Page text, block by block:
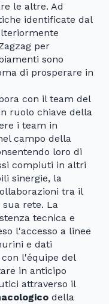
le altre. Ad
identificate dal
per
sono
di prosperare in
con il team del
ruolo chiave della
i team in
campo della
loro di
compiuti in altri
sinergie, la
tra il
sua rete. La
tecnica e
l'accesso a linee
e dati
l'équipe del
in anticipo
attraverso il
della